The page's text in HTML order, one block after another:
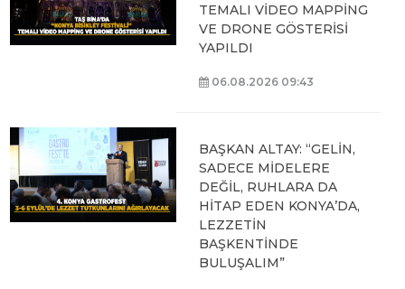
TEMALI VİDEO MAPPİNG
VE DRONE GÖSTERİSİ
YAPILDI
06.08.2026 09:43
BAŞKAN ALTAY: “GELİN,
SADECE MİDELERE
DEĞİL, RUHLARA DA
HİTAP EDEN KONYA’DA,
LEZZETİN
BAŞKENTİNDE
BULUŞALIM”